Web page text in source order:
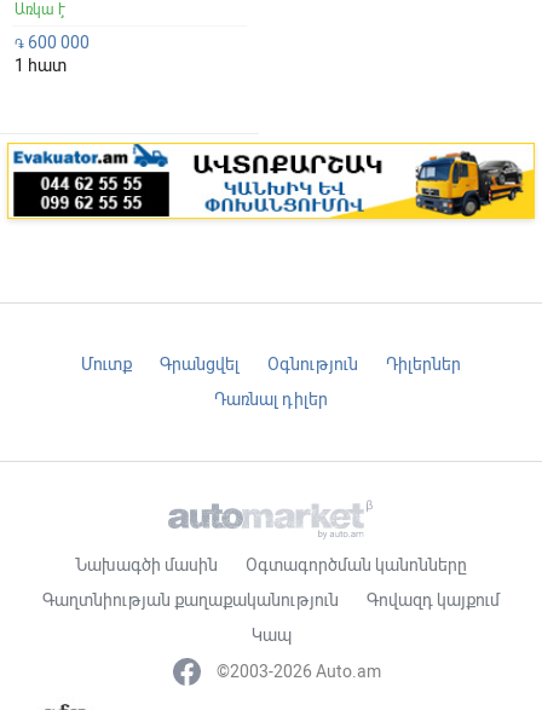
Առկա է
֏ 600 000
1 հատ
Մուտք Գրանցվել Օգնություն
Դիլերներ
Դառնալ դիլեր
Նախագծի մասին
Օգտագործման կանոնները
Գաղտնիության քաղաքականություն
Գովազդ կայքում
Կապ
©2003-2026 Auto.am